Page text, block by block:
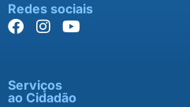
Redes sociais
Serviços
ao Cidadão